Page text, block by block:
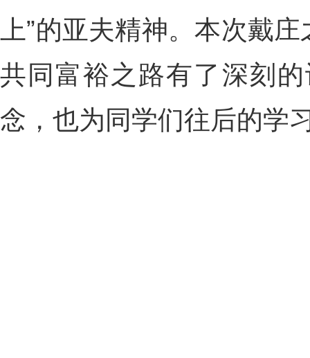
上”的亚夫精神。本次戴
共同富裕之路有了深刻
念，也为同学们往后的学